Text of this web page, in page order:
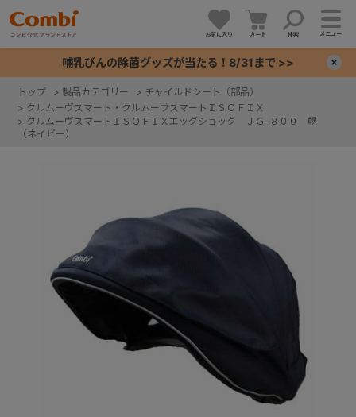
お気に入り カート 検索 メニュー
哺乳びんの除菌グッズが当たる！8/31まで >>
トップ > 製品カテゴリー > チャイルドシート（部品）
> クルムーヴスマート・クルムーヴスマートＩＳＯＦＩＸ
> クルムーヴスマートＩＳＯＦＩＸエッグショック ＪＧ-８００ 幌
（ネイビー）